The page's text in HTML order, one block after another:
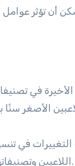
أن تؤثر
الأخيرة في
التغييرات في
اللاعبين وتصنيفاتهم. تسلط هذه الديناميات الضوء على الطبيعة المتطورة للرياضة وأهمية التكيف للاعبين.